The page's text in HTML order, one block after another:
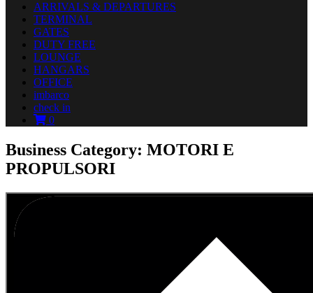
ARRIVALS & DEPARTURES
TERMINAL
GATES
DUTY FREE
LOUNGE
HANGARS
OFFICE
imbarco
check in
0
Business Category: MOTORI E
PROPULSORI